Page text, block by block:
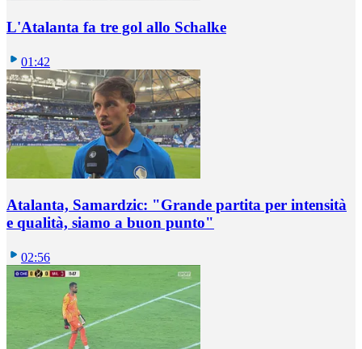
L'Atalanta fa tre gol allo Schalke
01:42
Atalanta, Samardzic: "Grande partita per intensità
e qualità, siamo a buon punto"
02:56